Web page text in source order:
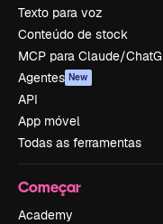
Texto para voz
Conteúdo de stock
MCP para Claude/
Agentes New
API
App móvel
Todas as ferramentas
Começar
Academy